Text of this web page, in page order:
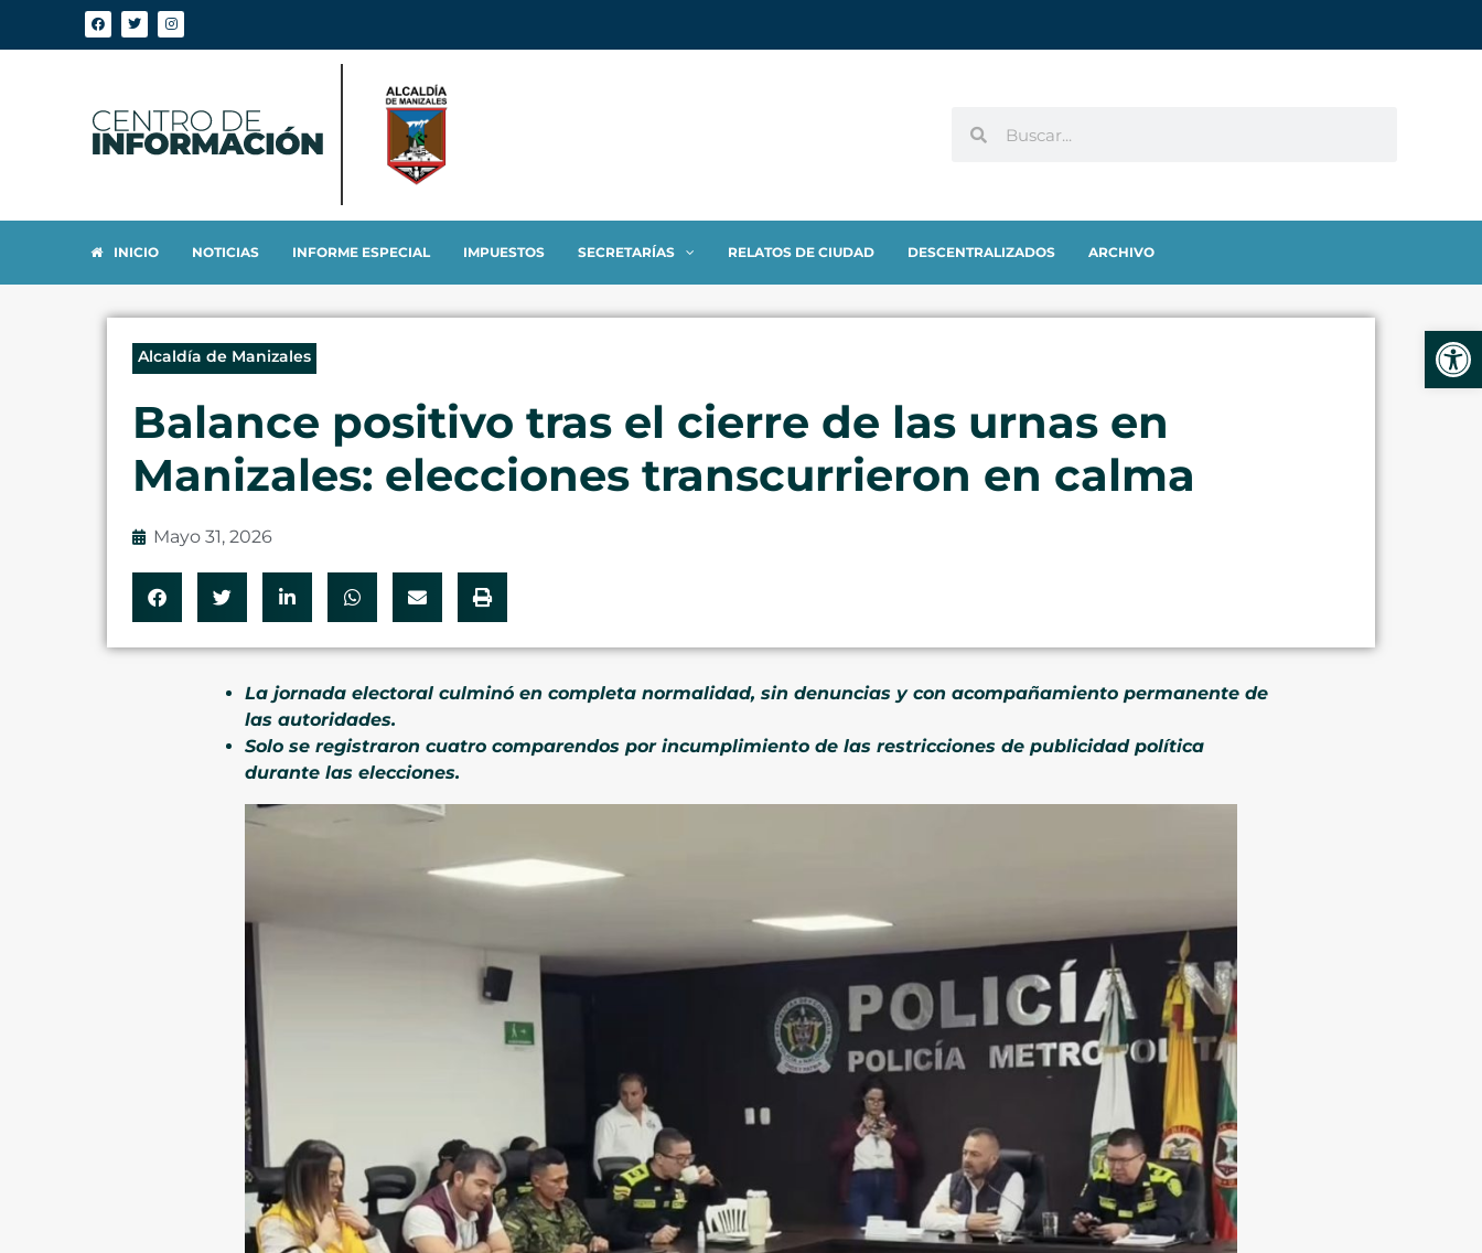
INICIO NOTICIAS INFORME ESPECIAL IMPUESTOS SECRETARÍAS RELATOS DE CIUDAD DESCENTRALIZADOS ARCHIVO
Alcaldía de Manizales
Balance positivo tras el cierre de las urnas en
Manizales: elecciones transcurrieron en calma
Mayo 31, 2026
La jornada electoral culminó en completa normalidad, sin denuncias y con acompañamiento permanente de
las autoridades.
Solo se registraron cuatro comparendos por incumplimiento de las restricciones de publicidad política
durante las elecciones.